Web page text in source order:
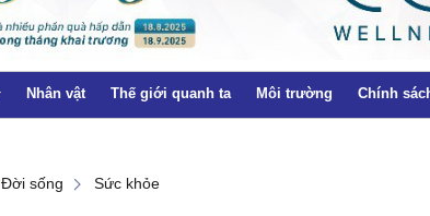
Nhân vật Thế giới quanh ta Môi trường Chính
Đời sống Sức khỏe